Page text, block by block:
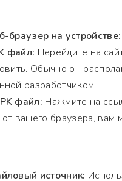
браузер на устройстве:
файл: Перейдите на
Обычно он
разработчиком.
файл: Нажмите на
вашего браузера, вам
источник: